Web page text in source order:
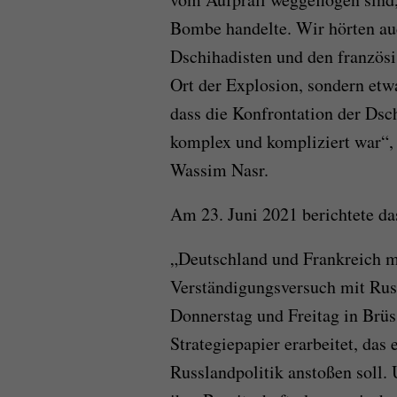
Bombe handelte. Wir hörten
Dschihadisten und den
Ort der Explosion, sondern
dass die Konfrontation der
komplex und kompliziert war“,
Wassim Nasr.
Am 23. Juni 2021 berichtete
„Deutschland und Frankreich
Verständigungsversuch mit
Donnerstag und Freitag in
Strategiepapier erarbeitet, das
Russlandpolitik anstoßen soll.